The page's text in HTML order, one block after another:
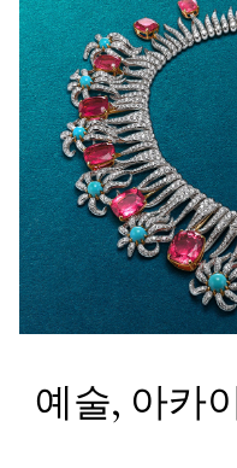
예술, 아카